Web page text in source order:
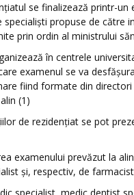
se finalizează printr-
specialişti propuse de către
prin ordin al ministrului
în centrele
examenul se va
fiind formate din
(1)
de rezidenţiat se pot
examenului prevăzut la
şi, respectiv, de